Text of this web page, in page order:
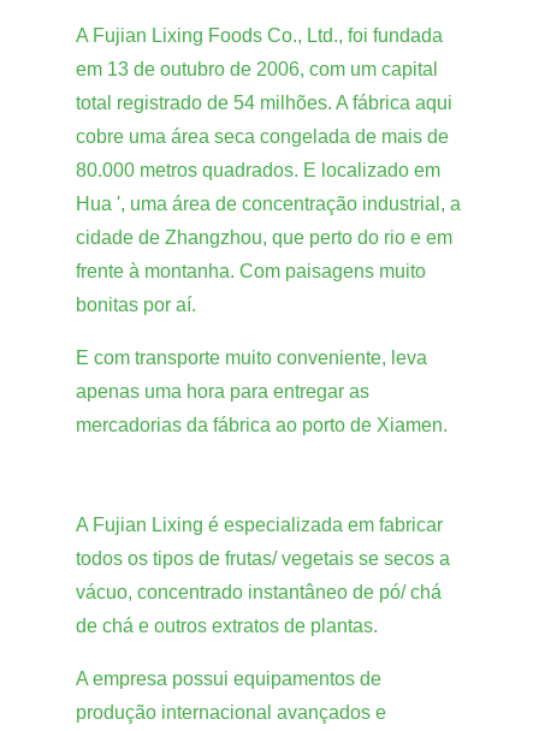
A Fujian Lixing Foods Co., Ltd., foi fundada
em 13 de outubro de 2006, com um capital
total registrado de 54 milhões. A fábrica aqui
cobre uma área seca congelada de mais de
80.000 metros quadrados. E localizado em
Hua ', uma área de concentração industrial, a
cidade de Zhangzhou, que perto do rio e em
frente à montanha. Com paisagens muito
bonitas por aí.
E com transporte muito conveniente, leva
apenas uma hora para entregar as
mercadorias da fábrica ao porto de Xiamen.
A Fujian Lixing é especializada em fabricar
todos os tipos de frutas/ vegetais se secos a
vácuo, concentrado instantâneo de pó/ chá
de chá e outros extratos de plantas.
A empresa possui equipamentos de
produção internacional avançados e